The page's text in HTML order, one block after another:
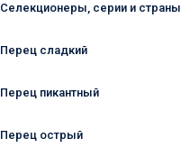
Селекционеры, серии и страны
Перец сладкий
Перец пикантный
Перец острый